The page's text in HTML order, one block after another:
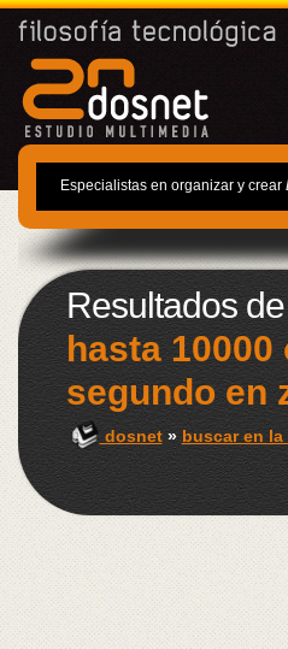
Especialistas en organizar y crear
Resultados
hasta
segundo en
dosnet» buscar en la